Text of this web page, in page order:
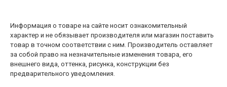
Информация о товаре на сайте носит ознакомительный
характер и не обязывает производителя или магазин поставить
товар в точном соответствии с ним. Производитель оставляет
за собой право на незначительные изменения товара, его
внешнего вида, оттенка, рисунка, конструкции без
предварительного уведомления.